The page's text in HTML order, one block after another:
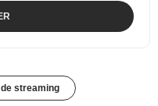
streaming